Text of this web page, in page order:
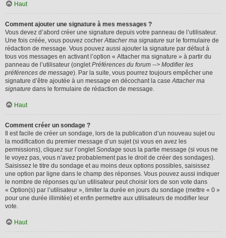
Haut
Comment ajouter une signature à mes messages ?
Vous devez d’abord créer une signature depuis votre panneau de l’utilisateur.
Une fois créée, vous pouvez cocherAttacher ma signature sur le formulaire de
rédaction de message. Vous pouvez aussi ajouter la signature par défaut à
tous vos messages en activant l’option « Attacher ma signature » à partir du
panneau de l’utilisateur (ongletPréférences du forum --> Modifier les
préférences de message). Par la suite, vous pourrez toujours empêcher une
signature d’être ajoutée à un message en décochant la caseAttacher ma
signature dans le formulaire de rédaction de message.
Haut
Comment créer un sondage ?
Il est facile de créer un sondage, lors de la publication d’un nouveau sujet ou
la modification du premier message d’un sujet (si vous en avez les
permissions), cliquez sur l’ongletSondage sous la partie message (si vous ne
le voyez pas, vous n’avez probablement pas le droit de créer des sondages).
Saisissez le titre du sondage et au moins deux options possibles, saisissez
une option par ligne dans le champ des réponses. Vous pouvez aussi indiquer
le nombre de réponses qu’un utilisateur peut choisir lors de son vote dans
« Option(s) par l’utilisateur », limiter la durée en jours du sondage (mettre « 0 »
pour une durée illimitée) et enfin permettre aux utilisateurs de modifier leur
vote.
Haut